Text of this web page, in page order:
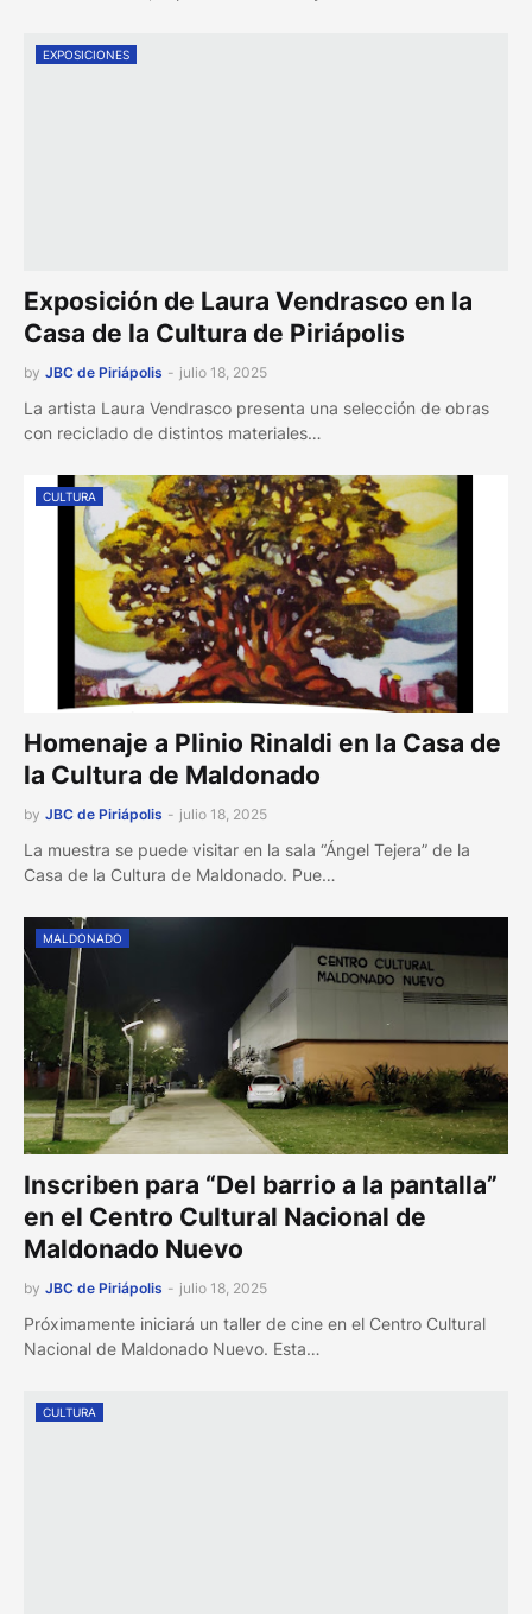
EXPOSICIONES
Exposición de Laura Vendrasco en la
Casa de la Cultura de Piriápolis
by JBC de Piriápolis - julio 18, 2025
La artista Laura Vendrasco presenta una selección de obras
con reciclado de distintos materiales…
CULTURA
Homenaje a Plinio Rinaldi en la Casa de
la Cultura de Maldonado
by JBC de Piriápolis - julio 18, 2025
La muestra se puede visitar en la sala “Ángel Tejera” de la
Casa de la Cultura de Maldonado. Pue…
MALDONADO
Inscriben para “Del barrio a la pantalla”
en el Centro Cultural Nacional de
Maldonado Nuevo
by JBC de Piriápolis - julio 18, 2025
Próximamente iniciará un taller de cine en el Centro Cultural
Nacional de Maldonado Nuevo. Esta…
CULTURA